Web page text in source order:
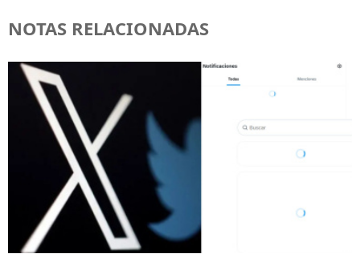
NOTAS RELACIONADAS